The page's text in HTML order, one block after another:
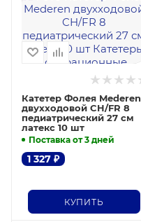
Катетер Фолея Mederen
двухходовой CH/FR 8
педиатрический 27 см
латекс 10 шт
Поставка от 3 дней
1 327 ₽
КУПИТЬ